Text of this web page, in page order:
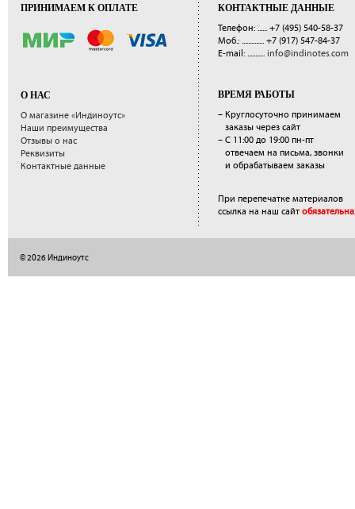
ПРИНИМАЕМ К ОПЛАТЕ
О НАС
О магазине «Индиноутс»
Наши преимущества
Отзывы о нас
Реквизиты
Контактные данные
КОНТАКТНЫЕ ДАННЫЕ
Телефон: ...... +7 (495) 540-58-37
Моб.: .............. +7 (917) 547-84-37
E-mail: ........... info@indinotes.com
ВРЕМЯ РАБОТЫ
– Круглосуточно принимаем
заказы через сайт
– С 11:00 до 19:00 пн-пт
отвечаем на письма, звонки
и обрабатываем заказы
При перепечатке материалов
ссылка на наш сайт обязательна.
© 2026 Индиноутс